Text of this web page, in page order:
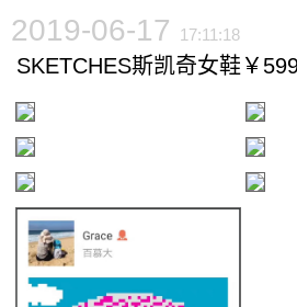
2019-06-17 17:11:18
SKETCHES斯凯奇女鞋￥